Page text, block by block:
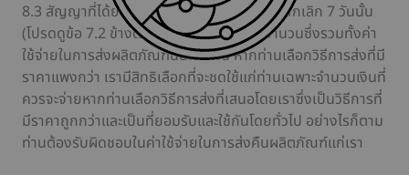
8.3 สัญญาที่ได้ยกเลิกภายในกำหนดระยะเวลายกเลิก 7 วันนั้น
(โปรดดูข้อ 7.2 ข้างต้น) จะได้รับคืนเงินเต็มจำนวนซึ่งรวมทั้งค่า
ใช้จ่ายในการส่งผลิตภัณฑ์นั้นแก่ท่าน หากท่านเลือกวิธีการส่งที่มี
ราคาแพงกว่า เรามีสิทธิเลือกที่จะชดใช้แก่ท่านเฉพาะจำนวนเงินที่
ควรจะจ่ายหากท่านเลือกวิธีการส่งที่เสนอโดยเราซึ่งเป็นวิธีการที่
มีราคาถูกกว่าและเป็นที่ยอมรับและใช้กันโดยทั่วไป อย่างไรก็ตาม
ท่านต้องรับผิดชอบในค่าใช้จ่ายในการส่งคืนผลิตภัณฑ์แก่เรา